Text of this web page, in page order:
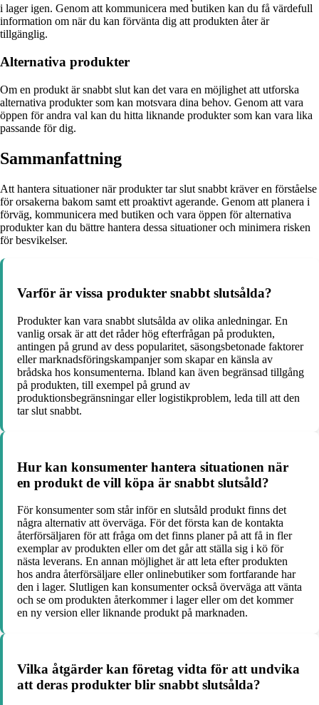
i lager igen. Genom att kommunicera med butiken kan du få värdefull
information om när du kan förvänta dig att produkten åter är
tillgänglig.
Alternativa produkter
Om en produkt är snabbt slut kan det vara en möjlighet att utforska
alternativa produkter som kan motsvara dina behov. Genom att vara
öppen för andra val kan du hitta liknande produkter som kan vara lika
passande för dig.
Sammanfattning
Att hantera situationer när produkter tar slut snabbt kräver en förståelse
för orsakerna bakom samt ett proaktivt agerande. Genom att planera i
förväg, kommunicera med butiken och vara öppen för alternativa
produkter kan du bättre hantera dessa situationer och minimera risken
för besvikelser.
Varför är vissa produkter snabbt slutsålda?
Produkter kan vara snabbt slutsålda av olika anledningar. En
vanlig orsak är att det råder hög efterfrågan på produkten,
antingen på grund av dess popularitet, säsongsbetonade faktorer
eller marknadsföringskampanjer som skapar en känsla av
brådska hos konsumenterna. Ibland kan även begränsad tillgång
på produkten, till exempel på grund av
produktionsbegränsningar eller logistikproblem, leda till att den
tar slut snabbt.
Hur kan konsumenter hantera situationen när
en produkt de vill köpa är snabbt slutsåld?
För konsumenter som står inför en slutsåld produkt finns det
några alternativ att överväga. För det första kan de kontakta
återförsäljaren för att fråga om det finns planer på att få in fler
exemplar av produkten eller om det går att ställa sig i kö för
nästa leverans. En annan möjlighet är att leta efter produkten
hos andra återförsäljare eller onlinebutiker som fortfarande har
den i lager. Slutligen kan konsumenter också överväga att vänta
och se om produkten återkommer i lager eller om det kommer
en ny version eller liknande produkt på marknaden.
Vilka åtgärder kan företag vidta för att undvika
att deras produkter blir snabbt slutsålda?